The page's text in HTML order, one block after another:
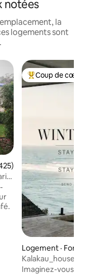
notées
la
logements sont
aimés
de 4,98 sur 5,
Coup de cœur
Coup de cœur
Logement ·
Kalakau_house
Imaginez-vous